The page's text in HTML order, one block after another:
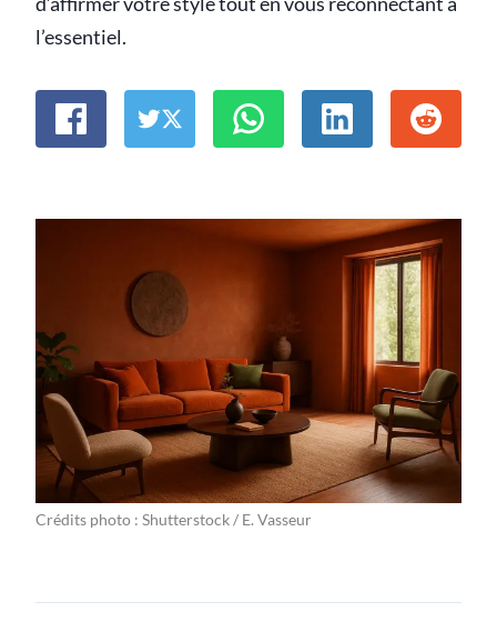
l’essentiel.
Crédits photo : Shutterstock / E. Vasseur